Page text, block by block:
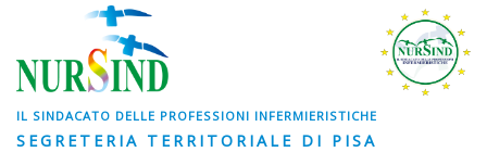
IL SINDACATO DELLE PROFESSIONI INFERMIERISTICHE
SEGRETERIA TERRITORIALE DI PISA